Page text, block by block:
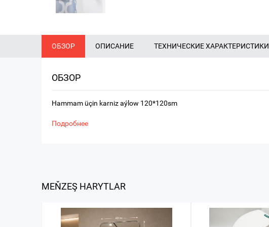
ОБЗОР ОПИСАНИЕ ТЕХНИЧЕСКИЕ ХАРАКТЕРИСТИКИ
ОБЗОР
Hammam üçin karniz aýlow 120*120sm
Подробнее
MEŇZEŞ HARYTLAR